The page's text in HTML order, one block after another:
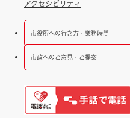
アクセシビリティ
市役所への行き方・業務時間
市政へのご意見・ご提案